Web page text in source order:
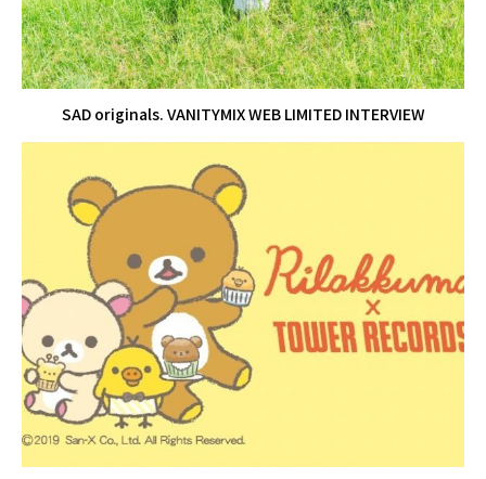
SAD originals. VANITYMIX WEB LIMITED INTERVIEW